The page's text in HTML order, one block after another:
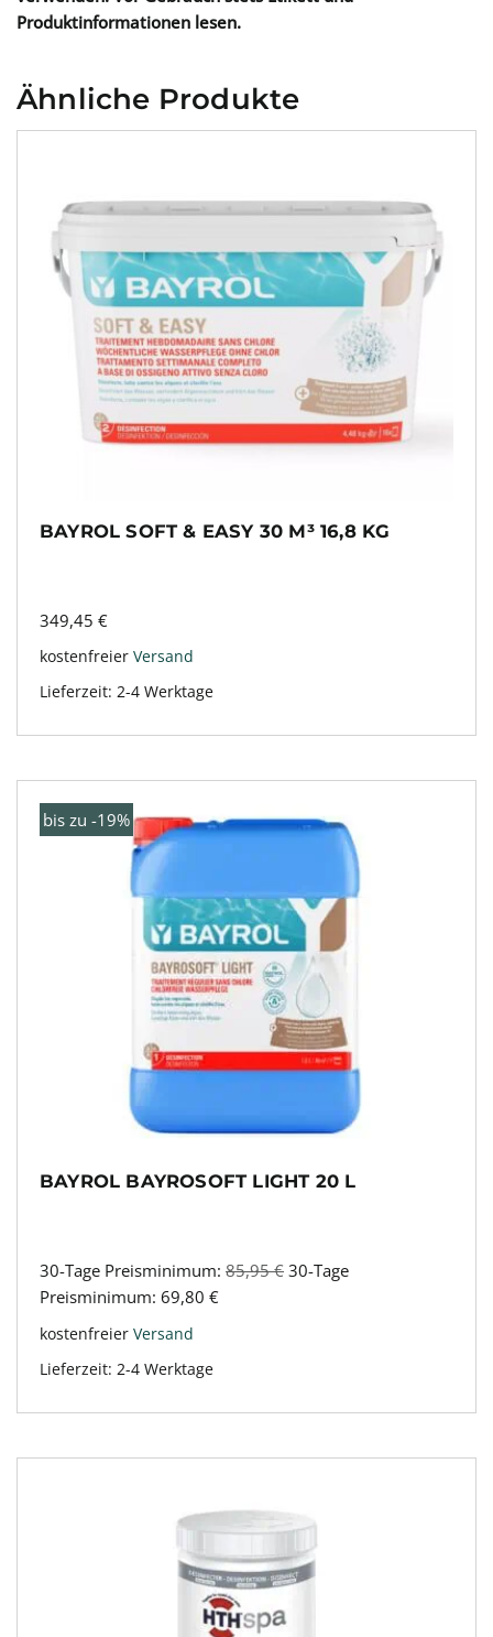
Produktinformationen lesen.
Ähnliche Produkte
BAYROL SOFT & EASY 30 M³ 16,8 KG
349,45 €
kostenfreier Versand
Lieferzeit: 2-4 Werktage
bis zu -19%
BAYROL BAYROSOFT LIGHT 20 L
30-Tage Preisminimum: 85,95€ 30-Tage
Preisminimum: 69,80 €
kostenfreier Versand
Lieferzeit: 2-4 Werktage